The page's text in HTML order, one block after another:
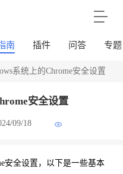
南 插件 问答 专题
系统上的Chrome安全设置
安全设置
09/18
安全设置，以下是一些基本